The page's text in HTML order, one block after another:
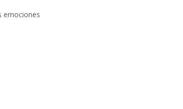
emociones